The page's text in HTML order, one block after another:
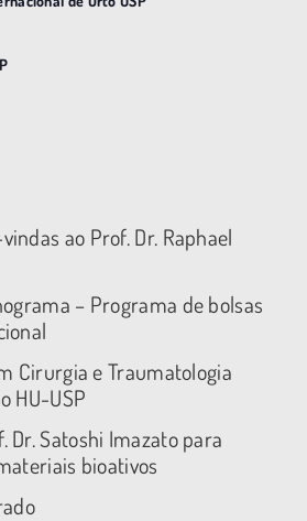
ao Prof. Dr. Raphael
– Programa de bolsas
Cirurgia e Traumatologia
HU-USP
Dr. Satoshi Imazato para
bioativos